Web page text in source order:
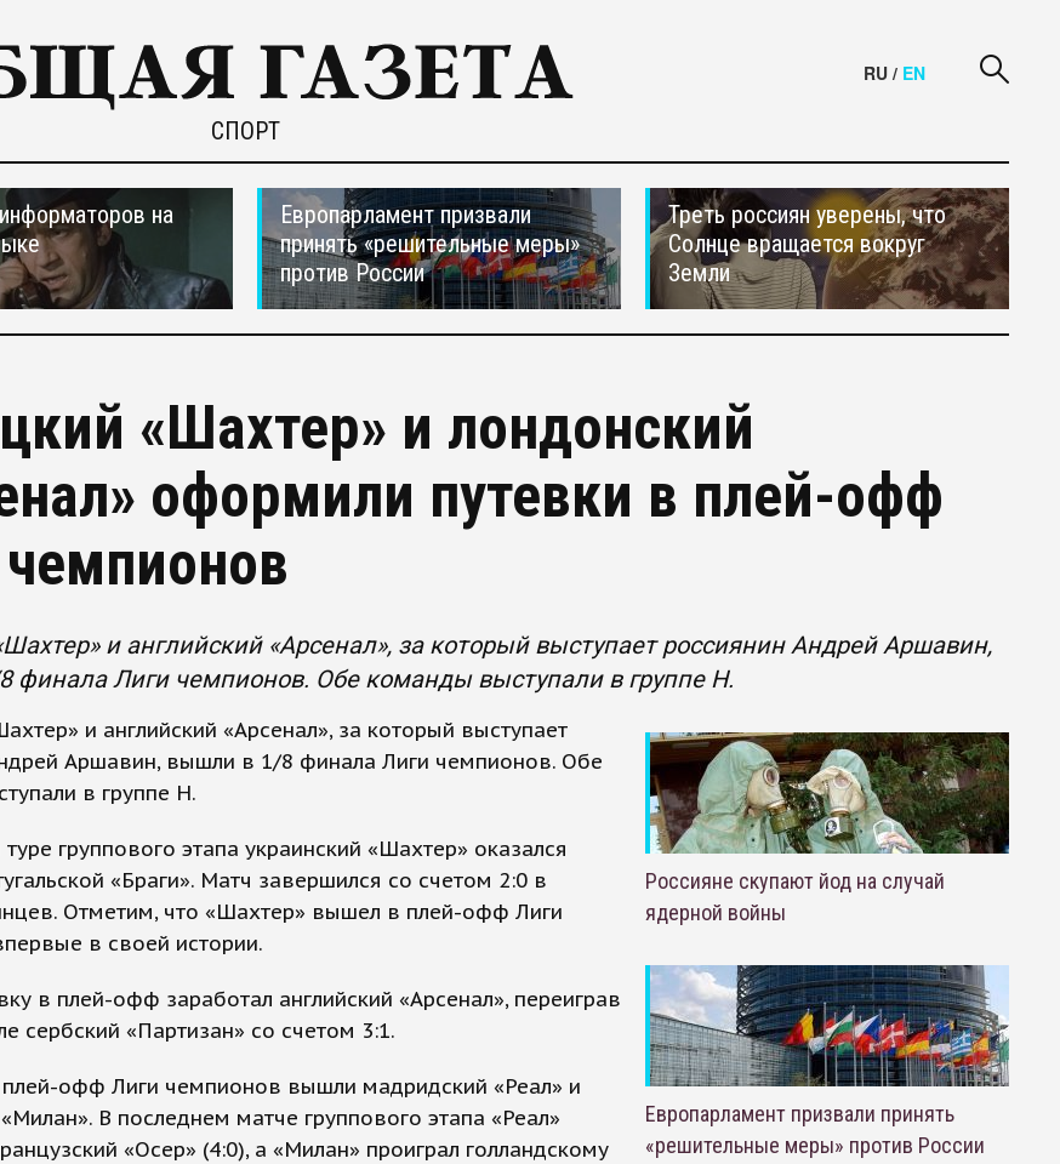
СПОРТ
RU / EN
на
Европарламент призвали
принять «решительные меры»
против России
Треть россиян уверены, что
Солнце вращается вокруг
Земли
«Шахтер» и лондонский
оформили путевки в плей-офф
и английский «Арсенал», за который выступает россиянин Андрей Аршавин,
финала Лиги чемпионов. Обе команды выступали в группе Н.
и английский «Арсенал», за который выступает
Аршавин, вышли в 1/8 финала Лиги чемпионов. Обе
в группе Н.
группового этапа украинский «Шахтер» оказался
«Браги». Матч завершился со счетом 2:0 в
Отметим, что «Шахтер» вышел в плей-офф Лиги
в своей истории.
в плей-офф заработал английский «Арсенал», переиграв
сербский «Партизан» со счетом 3:1.
плей-офф Лиги чемпионов вышли мадридский «Реал» и
В последнем матче группового этапа «Реал»
«Осер» (4:0), а «Милан» проиграл голландскому
Россияне скупают йод на случай
ядерной войны
Европарламент призвали принять
«решительные меры» против России